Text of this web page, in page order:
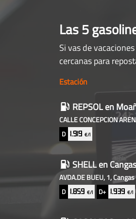
Las 5
Si vas de
cercanas para
Gasolineras
baratas
cercanas
Estación
REPSOLen
CALLE CONCEPCION
D 1.919 €/l
SHELLen Cangas
AVDA.DE BUEU, 1, Cangas
D 1.859 €/l D+ 1.939€/l